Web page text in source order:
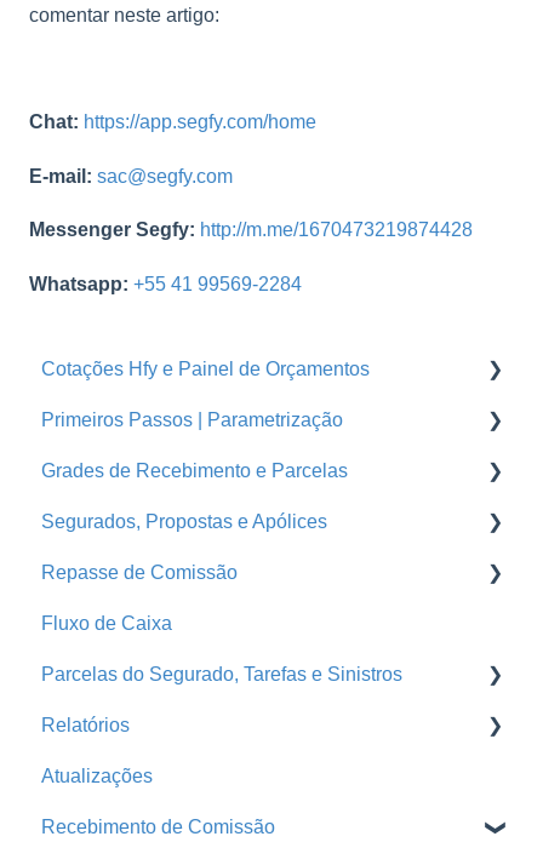
comentar neste artigo:
Chat: https://app.segfy.com/home
E-mail: sac@segfy.com
Messenger Segfy: http://m.me/1670473219874428
Whatsapp: +55 41 99569-2284
Cotações Hfy e Painel de Orçamentos
Orçamentos
Cotações Hfy
Logins Seguradoras
Primeiros Passos | Parametrização
Usuários
Corretoras
Ramos
Seguradoras
Treinamentos
Conta Segfy
Página Pública
Parametrização
Grades de Recebimento e Parcelas
Parcelas
Grades de Recebimento
Segurados, Propostas e Apólices
Endossos
Propostas e Apólices
Portal da Seguradora
Segurados
Automações
Repasse de Comissão
Grade de Pagamento - Repasse
Repasse
Faturas
Fluxo de Caixa
Parcelas do Segurado, Tarefas e Sinistros
E-mail Marketing
Tarefas
Comunicador da Corretora
Relatórios
Produção
Pendência de Emissão
Atualizações
Recebimento de Comissão